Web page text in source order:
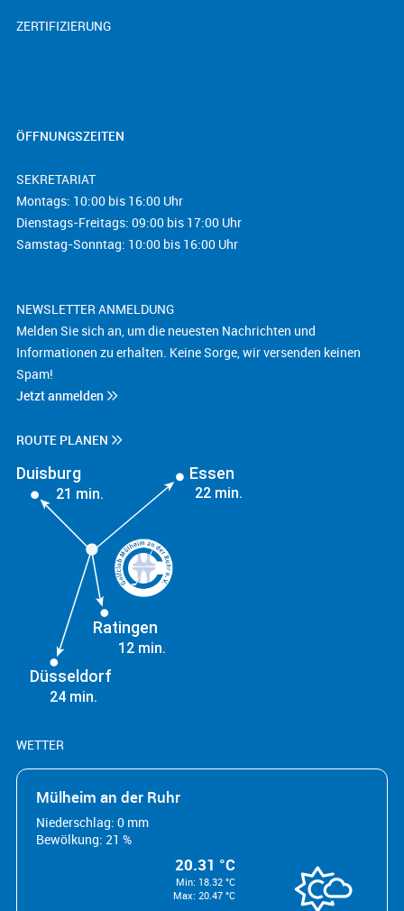
ZERTIFIZIERUNG
ÖFFNUNGSZEITEN
SEKRETARIAT
Montags: 10:00 bis 16:00 Uhr
Dienstags-Freitags: 09:00 bis 17:00 Uhr
Samstag-Sonntag: 10:00 bis 16:00 Uhr
NEWSLETTER ANMELDUNG
Melden Sie sich an, um die neuesten Nachrichten und
Informationen zu erhalten. Keine Sorge, wir versenden keinen
Spam!
Jetzt anmelden
ROUTE PLANEN
Ratingen
Düsseldorf
Essen
Duisburg
21 min. 22 min.
12 min.
24 min.
WETTER
Mülheim an der Ruhr
Niederschlag: 0 mm
Bewölkung: 21 %
20.31 °C
Min: 18.32 °C
Max: 20.47 °C